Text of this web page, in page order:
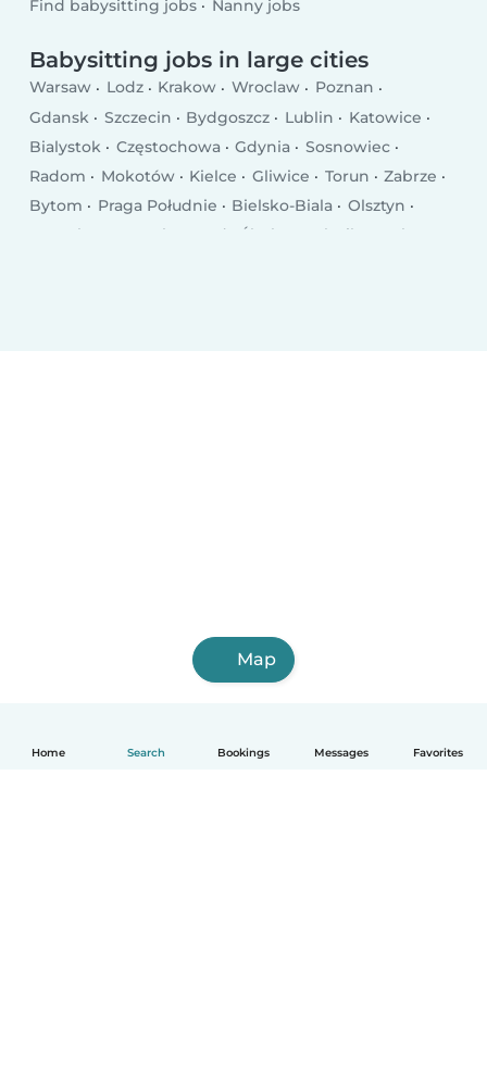
Home Search Bookings Messages Favorites
Find babysitting jobs Nanny jobs
Babysitting jobs in large cities
Warsaw Lodz Krakow Wroclaw
Poznan
Gdansk
Szczecin Bydgoszcz Lublin
Katowice
Bialystok
Częstochowa Gdynia
Sosnowiec
Radom
Mokotów Kielce Gliwice Torun
Zabrze
Bytom
Praga Południe Bielsko-Biala
Olsztyn
Rzeszów
Ursynów Ruda Śląska Rybnik
Wola
Map